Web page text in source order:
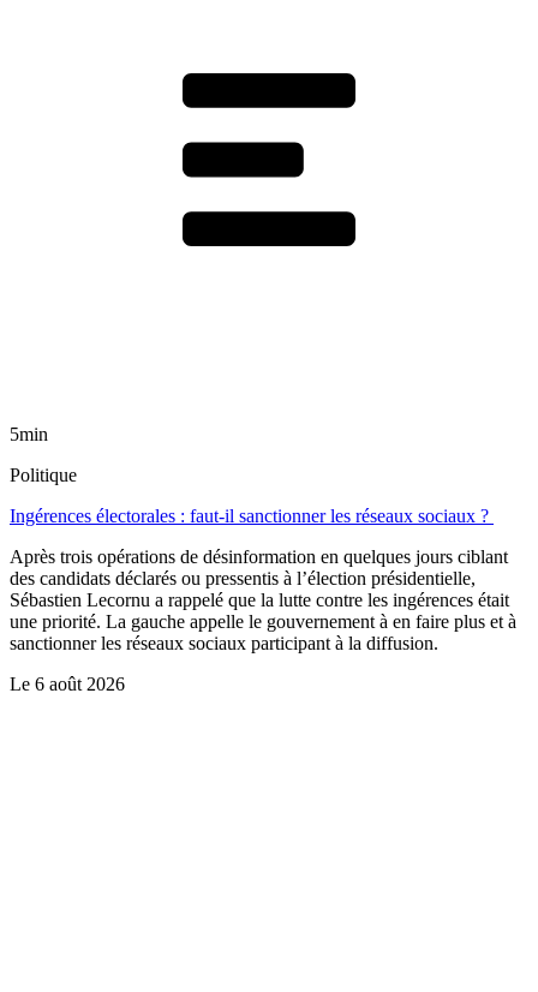
5min
Politique
Ingérences électorales : faut-il sanctionner les réseaux sociaux ?
Après trois opérations de désinformation en quelques jours ciblant
des candidats déclarés ou pressentis à l’élection présidentielle,
Sébastien Lecornu a rappelé que la lutte contre les ingérences était
une priorité. La gauche appelle le gouvernement à en faire plus et à
sanctionner les réseaux sociaux participant à la diffusion.
Le 6 août 2026